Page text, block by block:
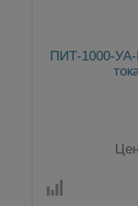
ПИТ-1000-УА-